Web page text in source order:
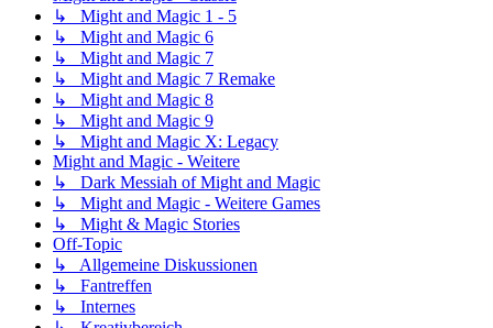
↳ Might and Magic 1 - 5
↳ Might and Magic 6
↳ Might and Magic 7
↳ Might and Magic 7 Remake
↳ Might and Magic 8
↳ Might and Magic 9
↳ Might and Magic X: Legacy
Might and Magic - Weitere
↳ Dark Messiah of Might and Magic
↳ Might and Magic - Weitere Games
↳ Might & Magic Stories
Off-Topic
↳ Allgemeine Diskussionen
↳ Fantreffen
↳ Internes